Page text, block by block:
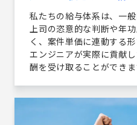
私たちの給与体系は、一般
上司の恣意的な判断や年
く、案件単価に連動する形
エンジニアが実際に貢献
酬を受け取ることができま